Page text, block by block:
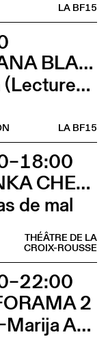
LA BF15
JOHANA BLANC ET SIMONE HOLLIGER
Carta (Lectures, micro-éditions, douceurs et lancement de Wages For / Wages Agains avec Ramaya Tegegne et Tiphanie Blanc)
LA BF15
ALENKA CHENUZ & AMÉLIE VIDON
de mal
THÉÂTRE DE LA
CROIX-ROUSSE
2
Anna-Marija Adomaityte & Gautier Teuscher, Marc Oosterhoff, Catol Teixeira, Ouinch Ouinch